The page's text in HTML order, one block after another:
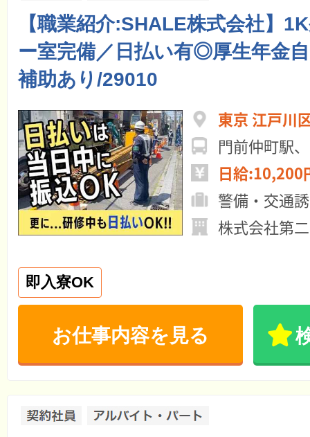
【職業紹介:SHALE株式会社】
ー室完備／日払い有◎厚生年金
補助あり/29010
東京 江戸川
門前仲町駅
日給:10,200
警備・交通
株式会社第
即入寮OK
お仕事内容を見る